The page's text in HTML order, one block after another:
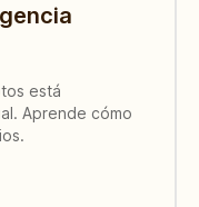
está
Aprende cómo